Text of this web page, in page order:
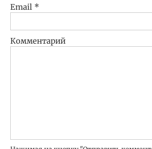
Email *
Комментарий